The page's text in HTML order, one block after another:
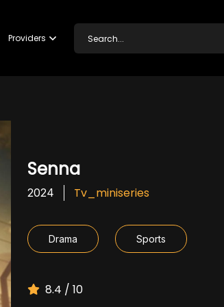
Providers
Senna
2024 Tv_miniseries
Drama Sports
8.4 / 10